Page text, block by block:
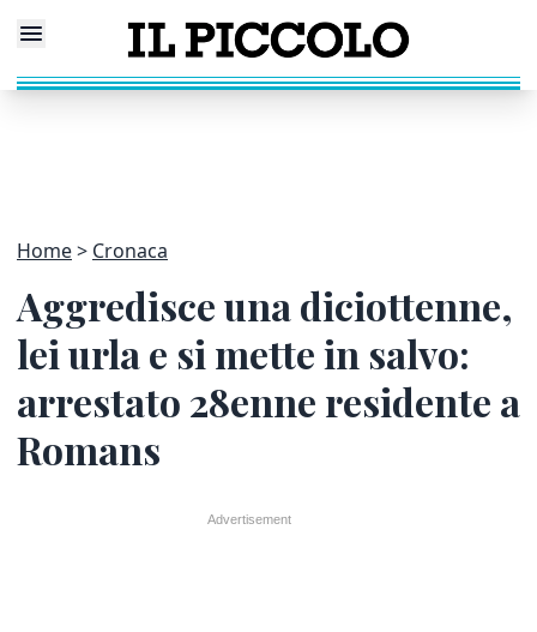
Home Cronaca
Aggredisce una diciottenne,
lei urla e si mette in salvo:
arrestato 28enne residente a
Romans